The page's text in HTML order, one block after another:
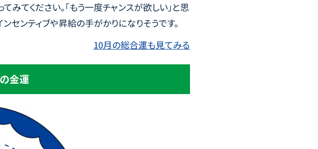
てください。「もう一度チャンスが欲しい」と思
センティブや昇給の手がかりになりそうです。
10月の総合運も見てみる
金運